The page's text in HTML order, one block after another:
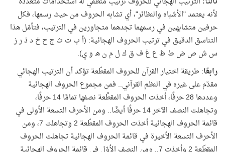
لأنه يعتمد "الأشباه والنظائر"، أي تشابه الحروف من حيث رسمها، فكل
حرفين متشابهين في رسمهما تجدهما متجاورين في الترتيب، فتأمّل هذا
التناسق الدقيق في ترتيب الحروف الهجائية: (أ ب ت ث ج ح خ د ذ ر ز
س ش ص ض ط ظ ع غ ف ق ك ل م ن هـ و ي).
رابعًا: طريقة اختيار القرآن للحروف المقطّعة تؤكد أن الترتيب الهجائي
مقدّم على غيره في النظم القرآني.. فمن مجموع الحروف الهجائية
وعددها 28 حرفًا، أخذت الحروف المقطَّعة نصفها تمامًا 14 حرفًا،
وتجاهلت النصف الآخر 14 حرفًا أيضًا.. ومن الأحرف التسعة الأولى في
قائمة الحروف الهجائية أخذت الحروف المقطّعة 2 وتجاهلت 7، ومن
الأحرف التسعة الأخيرة في قائمة الحروف الهجائية تجاهلت الحروف